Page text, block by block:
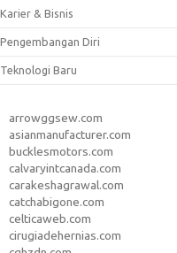
Karier & Bisnis
Pengembangan Diri
Teknologi Baru
arrowggsew.com
asianmanufacturer.com
bucklesmotors.com
calvaryintcanada.com
carakeshagrawal.com
catchabigone.com
celticaweb.com
cirugiadehernias.com